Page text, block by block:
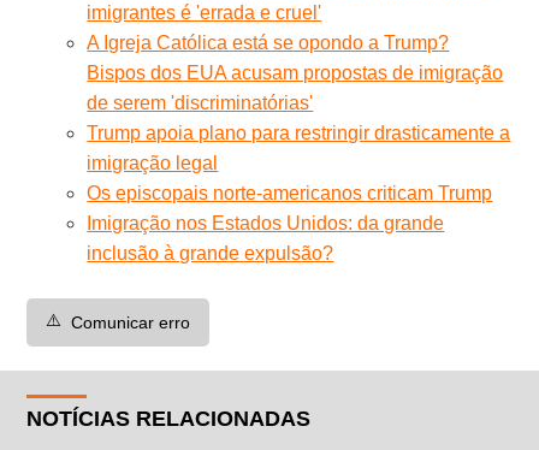
imigrantes é 'errada e cruel'
A Igreja Católica está se opondo a Trump?
Bispos dos EUA acusam propostas de imigração
de serem 'discriminatórias'
Trump apoia plano para restringir drasticamente a
imigração legal
Os episcopais norte-americanos criticam Trump
Imigração nos Estados Unidos: da grande
inclusão à grande expulsão?
⚠️ Comunicar erro
NOTÍCIAS RELACIONADAS